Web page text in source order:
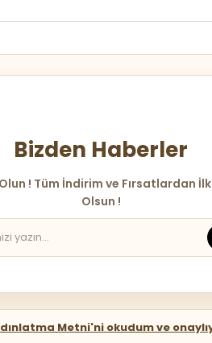
Bizden Haberler
! Tüm İndirim ve Fırsatlardan
Olsun !
Metni'ni okudum ve